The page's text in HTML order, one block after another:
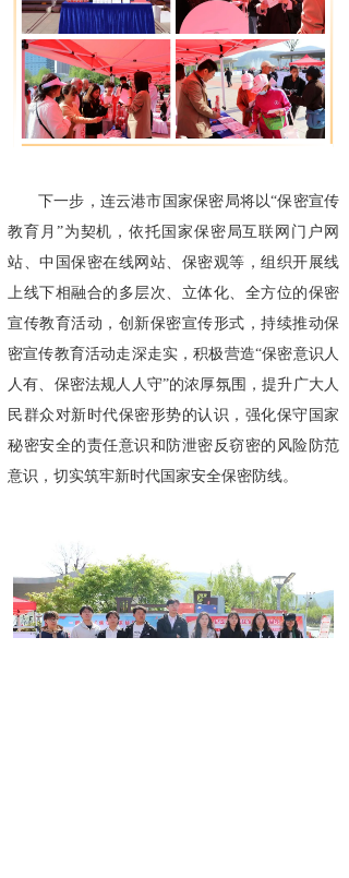
下一步，连云港市国家保密局将以“保密宣传
教育月”为契机，依托国家保密局互联网门户网
站、中国保密在线网站、保密观等，组织开展线
上线下相融合的多层次、立体化、全方位的保密
宣传教育活动，创新保密宣传形式，持续推动保
密宣传教育活动走深走实，积极营造“保密意识人
人有、保密法规人人守”的浓厚氛围，提升广大人
民群众对新时代保密形势的认识，强化保守国家
秘密安全的责任意识和防泄密反窃密的风险防范
意识，切实筑牢新时代国家安全保密防线。